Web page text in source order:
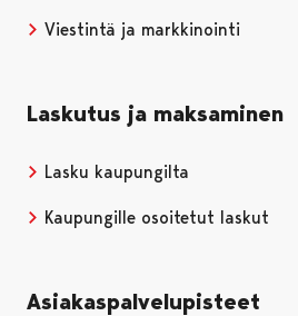
Viestintä ja markkinointi
Laskutus ja maksaminen
Lasku kaupungilta
Kaupungille osoitetut laskut
Asiakaspalvelupisteet